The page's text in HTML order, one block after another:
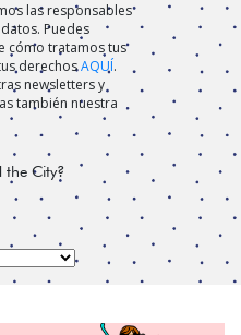
las responsables
Puedes
cómo tratamos tus
derechosAQUÍ.
newsletters y
también nuestra
the City?